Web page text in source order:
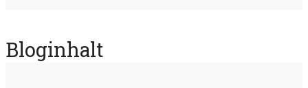
Bloginhalt